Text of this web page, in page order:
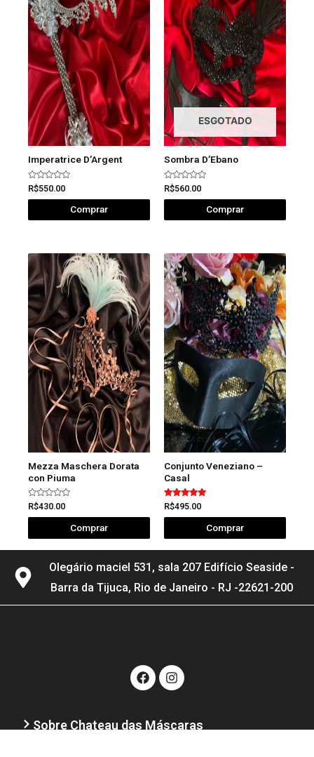
Imperatrice D’Argent
Avaliação
0
de
R$550.00
Comprar
ESGOTADO
Sombra D’Ebano
Avaliação
0
de
R$560.00
Comprar
Mezza Maschera Dorata
con Piuma
Avaliação
0
de
R$430.00
Comprar
Conjunto Veneziano –
Casal
Avaliação
5.00
de 5
R$495.00
Comprar
Olegário maciel 531, sala 207 Edifício Seaside -
Barra da Tijuca, Rio de Janeiro - RJ -22621-200
Sobre Chateau das Máscaras